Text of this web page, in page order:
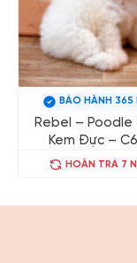
BẢO HÀNH 365
Rebel – Poodle
Kem Đực –
HOÀN TRẢ 7